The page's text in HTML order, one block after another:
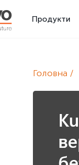
Продукти
Головна